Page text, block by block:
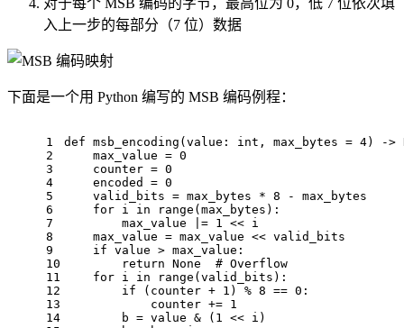
入上一步的每部分（7 位）数据
下面是一个用 Python 编写的 MSB 编码例程：
1
2
3
4
5
6
7
8
9
10
11
12
13
14
def msb_encoding ( value: int , max_bytes = 4) ->
    max_value =
0
    counter =
0
    encoded =
0
    valid_bits = max_bytes *
8 - max_bytes
for i in range (max_bytes):
        max_value |=
1
<< i
    max_value = max_value << valid_bits
if value > max_value:
return None
# Overflow
for i in range (valid_bits):
if (counter + 1 ) % 8 == 0 :
            counter +=
1
        b = value & (
1
<< i)